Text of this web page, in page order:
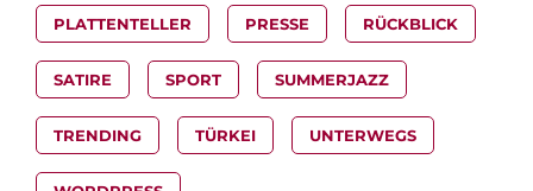
PLATTENTELLER PRESSE RÜCKBLICK
SATIRE SPORT SUMMERJAZZ
TRENDING TÜRKEI UNTERWEGS